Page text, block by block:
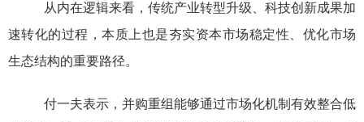
从内在逻辑来看，传统产业转型升级、科技创新成果加
速转化的过程，本质上也是夯实资本市场稳定性、优化市场
生态结构的重要路径。
付一夫表示，并购重组能够通过市场化机制有效整合低